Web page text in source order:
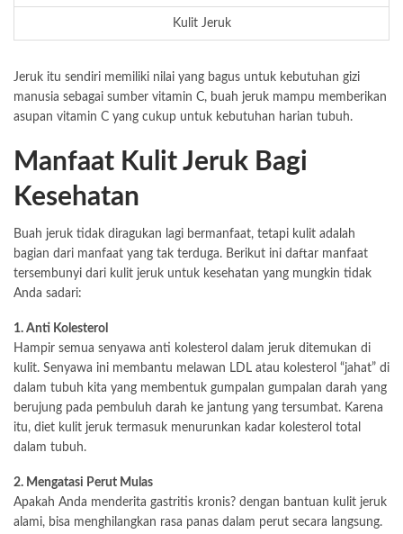
Kulit Jeruk
Jeruk itu sendiri memiliki nilai yang bagus untuk kebutuhan gizi
manusia sebagai sumber vitamin C, buah jeruk mampu memberikan
asupan vitamin C yang cukup untuk kebutuhan harian tubuh.
Manfaat Kulit Jeruk Bagi
Kesehatan
Buah jeruk tidak diragukan lagi bermanfaat, tetapi kulit adalah
bagian dari manfaat yang tak terduga. Berikut ini daftar manfaat
tersembunyi dari kulit jeruk untuk kesehatan yang mungkin tidak
Anda sadari:
1. Anti Kolesterol
Hampir semua senyawa anti kolesterol dalam jeruk ditemukan di
kulit. Senyawa ini membantu melawan LDL atau kolesterol “jahat” di
dalam tubuh kita yang membentuk gumpalan gumpalan darah yang
berujung pada pembuluh darah ke jantung yang tersumbat. Karena
itu, diet kulit jeruk termasuk menurunkan kadar kolesterol total
dalam tubuh.
2. Mengatasi Perut Mulas
Apakah Anda menderita gastritis kronis? dengan bantuan kulit jeruk
alami, bisa menghilangkan rasa panas dalam perut secara langsung.